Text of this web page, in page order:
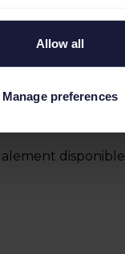
Allow all
Manage preferences
disponible